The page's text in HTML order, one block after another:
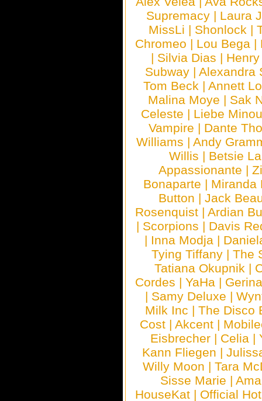
Supremacy | Laura
MissLi | Shonlock |
Chromeo | Lou Bega |
| Silvia Dias |
Subway |Alexandra
Tom Beck |Annett
Malina Moye | Sak
Celeste | Liebe Minou
Vampire | Dante
Williams | Andy
Willis | Betsie
Appassionante |
Bonaparte | Miranda
Button | Jack
Rosenquist |Ardian
| Scorpions | Davis
| Inna Modja |
Tying Tiffany |The
Tatiana Okupnik |
Cordes |YaHa |
| Samy Deluxe |
Milk Inc |The Disco
Cost |Akcent |
Eisbrecher | Celia |
Kann Fliegen |
Willy Moon |Tara
Sisse Marie |
HouseKat | Official